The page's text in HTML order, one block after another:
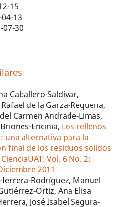
15
13
07-30
Caballero-Saldívar,
de la Garza-Requena,
Carmen Andrade-Limas,
Encinia, Los rellenos
una alternativa para la
final de los residuos sólidos
CienciaUAT: Vol. 6 No. 2:
2011
Rodríguez, Manuel
Ortiz, Ana Elisa
José Isabel Segura-